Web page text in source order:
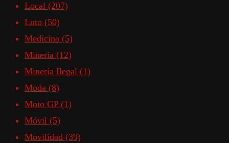
Local (207)
Luto (50)
Medicina (5)
Mineria (12)
Minería Ilegal (1)
Moda (8)
Moto GP (1)
Móvil (5)
Movilidad (39)